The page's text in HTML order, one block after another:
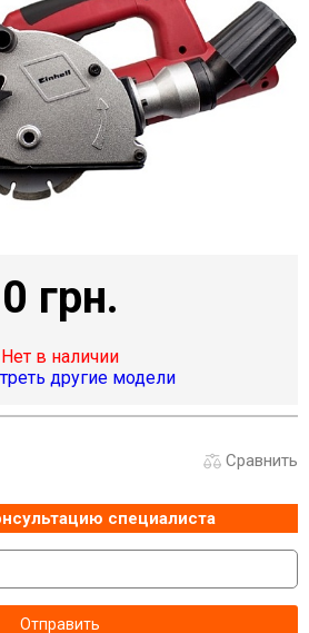
0 грн.
Нет в наличии
другие модели
Сравнить
специалиста